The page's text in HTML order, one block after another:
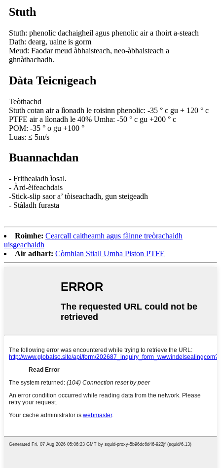
Stuth
Stuth: phenolic dachaigheil agus phenolic air a thoirt a-steach
Dath: dearg, uaine is gorm
Meud: Faodar meud àbhaisteach, neo-àbhaisteach a
ghnàthachadh.
Dàta Teicnigeach
Teòthachd
Stuth cotan air a lìonadh le roisinn phenolic: -35 ° c gu + 120 ° c
PTFE air a lìonadh le 40% Umha: -50 ° c gu +200 ° c
POM: -35 ° o gu +100 °
Luas: ≤ 5m/s
Buannachdan
- Frithealadh ìosal.
- Àrd-èifeachdais
-Stick-slip saor a’ tòiseachadh, gun steigeadh
- Stàladh furasta
Roimhe: Cearcall caitheamh agus fàinne treòrachaidh
uisgeachaidh
Air adhart: Còmhlan Stiall Umha Piston PTFE